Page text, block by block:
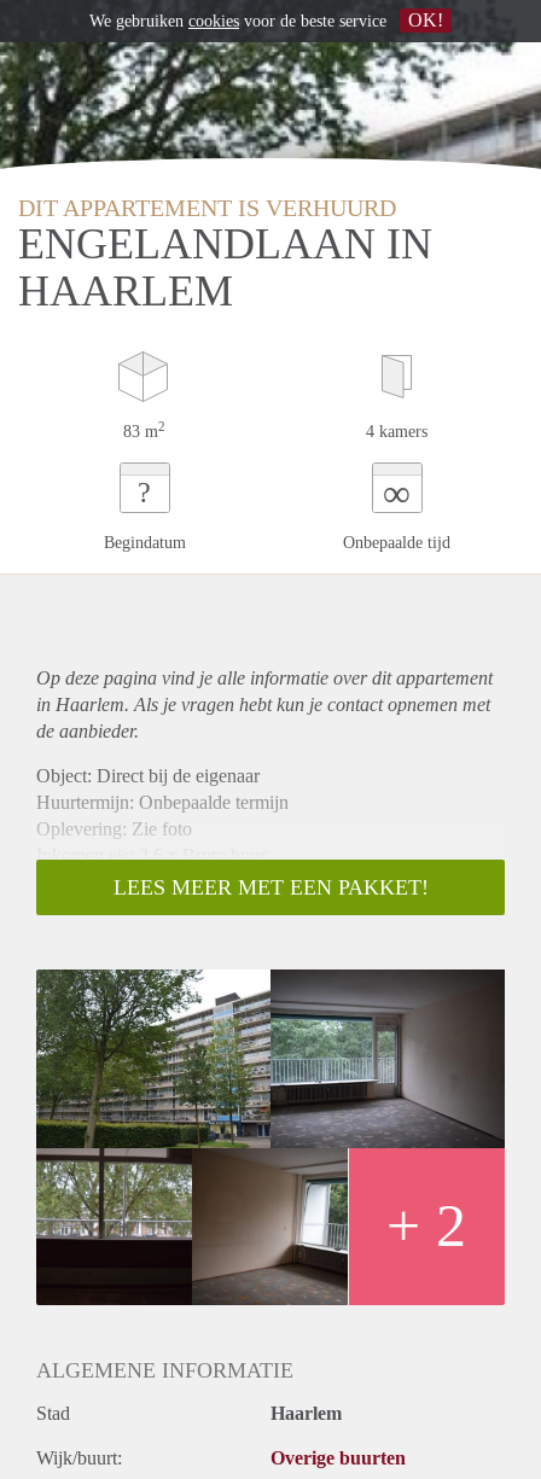
DIT APPARTEMENT IS VERHUURD
ENGELANDLAAN IN
HAARLEM
83 m2 4 kamers
?
Begindatum
∞
Onbepaalde tijd
Op deze pagina vind je alle informatie over ditappartement
in Haarlem. Als je vragen hebt kun je contact opnemen met
de aanbieder.
Object: Direct bij de eigenaar
Huurtermijn: Onbepaalde termijn
Oplevering: Zie foto
Inkomen eis: 2,6 x Bruto huur
Garantiestelling mogelijk: Ja
Borg: 1 Maand
Huisdieren toegestaan: Afhankelijk van de Eigenaar
Huurtoeslag grens: Nee
Geschikt voor studenten: Afhankelijk van de Eigenaar
LEES MEER MET EEN PAKKET!
+ 2
ALGEMENE INFORMATIE
Stad Haarlem
Wijk/buurt: Overige buurten
We gebruiken cookies voor de beste service OK!